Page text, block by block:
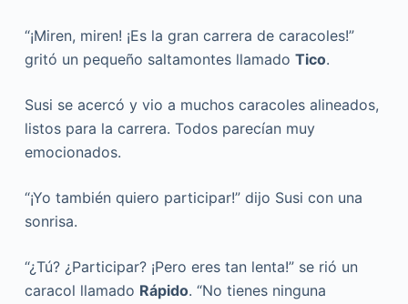
“¡Miren, miren! ¡Es la gran carrera de caracoles!”
gritó un pequeño saltamontes llamado Tico.
Susi se acercó y vio a muchos caracoles alineados,
listos para la carrera. Todos parecían muy
emocionados.
“¡Yo también quiero participar!” dijo Susi con una
sonrisa.
“¿Tú? ¿Participar? ¡Pero eres tan lenta!” se rió un
caracol llamado Rápido. “No tienes ninguna